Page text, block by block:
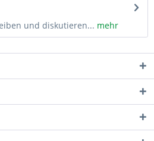
und diskutieren... mehr